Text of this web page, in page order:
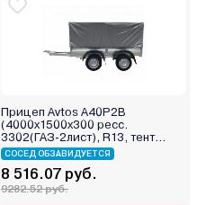
Прицеп Avtos A40P2B
(4000х1500х300 ресс.
3302(ГАЗ-2лист), R13, тент
1200мм 2ос)
СОСЕД ОБЗАВИДУЕТСЯ
8 516.07 руб.
9282.52 руб.